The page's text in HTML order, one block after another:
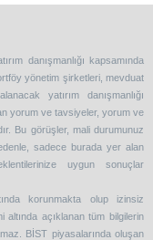
danışmanlığı kapsamında
yönetim şirketleri, mevduat
yatırım danışmanlığı
yorum ve tavsiyeler, yorum ve
Bu görüşler, mali durumunuz
sadece burada yer alan
uygun sonuçlar
korunmakta olup izinsiz
altında açıklanan tüm bilgilerin
BİST piyasalarında oluşan